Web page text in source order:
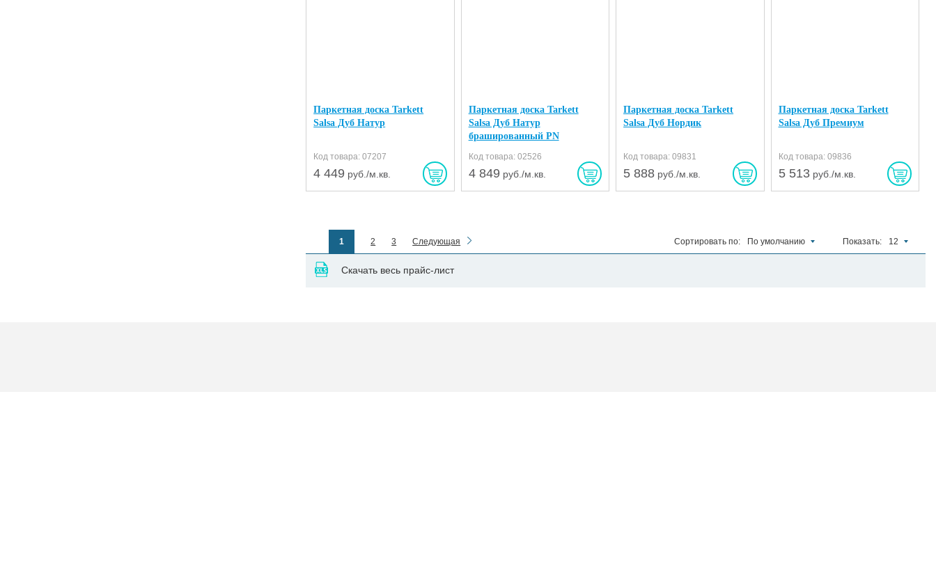
Паркетная доска Tarkett
Salsa Дуб Натур
Код товара: 07207
4 449 руб./м.кв.
Паркетная доска Tarkett
Salsa Дуб Натур
брашированный PN
Код товара: 02526
4 849 руб./м.кв.
Паркетная доска Tarkett
Salsa Дуб Нордик
Код товара: 09831
5 888 руб./м.кв.
Паркетная доска Tarkett
Salsa Дуб Премиум
Код товара: 09836
5 513руб./м.кв.
1 2 3 Следующая Сортировать по: По умолчанию Показать: 12
Скачать весь прайс-лист